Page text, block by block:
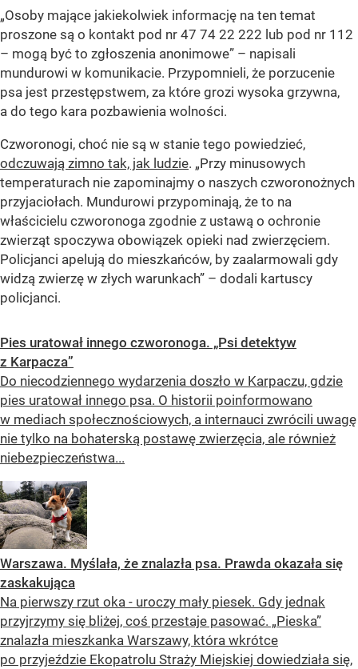
„Osoby mające jakiekolwiek informację na ten temat
proszone są o kontakt pod nr 47 74 22 222 lub pod nr 112
– mogą być to zgłoszenia anonimowe” – napisali
mundurowi w komunikacie. Przypomnieli, że porzucenie
psa jest przestępstwem, za które grozi wysoka grzywna,
a do tego kara pozbawienia wolności.
Czworonogi, choć nie są w stanie tego powiedzieć,
odczuwają zimno tak, jak ludzie. „Przy minusowych
temperaturach nie zapominajmy o naszych czworonożnych
przyjaciołach. Mundurowi przypominają, że to na
właścicielu czworonoga zgodnie z ustawą o ochronie
zwierząt spoczywa obowiązek opieki nad zwierzęciem.
Policjanci apelują do mieszkańców, by zaalarmowali gdy
widzą zwierzę w złych warunkach” – dodali kartuscy
policjanci.
Pies uratował innego czworonoga. „Psi detektyw
z Karpacza”
Do niecodziennego wydarzenia doszło w Karpaczu, gdzie
pies uratował innego psa. O historii poinformowano
w mediach społecznościowych, a internauci zwrócili uwagę
nie tylko na bohaterską postawę zwierzęcia, ale również
niebezpieczeństwa...
Warszawa. Myślała, że znalazła psa. Prawda okazała się
zaskakująca
Na pierwszy rzut oka - uroczy mały piesek. Gdy jednak
przyjrzymy się bliżej, coś przestaje pasować. „Pieska”
znalazła mieszkanka Warszawy, która wkrótce
po przyjeździe Ekopatrolu Straży Miejskiej dowiedziała się,